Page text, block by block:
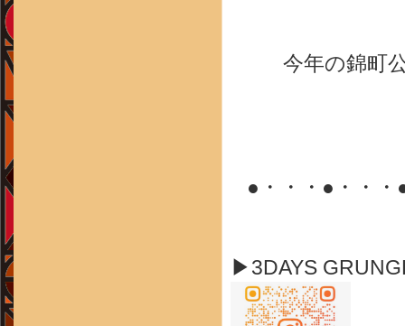
今年の錦町
●・・・●・・
▶3DAYS